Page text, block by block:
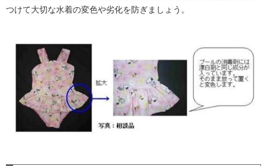
つけて大切な水着の変色や劣化を防ぎましょう。